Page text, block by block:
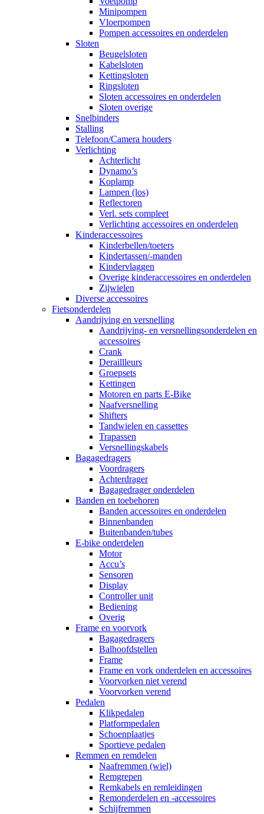
Minipompen
Vloerpompen
Pompen accessoires en onderdelen
Sloten
Beugelsloten
Kabelsloten
Kettingsloten
Ringsloten
Sloten accessoires en onderdelen
Sloten overige
Snelbinders
Stalling
Telefoon/Camera houders
Verlichting
Achterlicht
Dynamo’s
Koplamp
Lampen (los)
Reflectoren
Verl. sets compleet
Verlichting accessoires en onderdelen
Kinderaccessoires
Kinderbellen/toeters
Kindertassen/-manden
Kindervlaggen
Overige kinderaccessoires en onderdelen
Zijwielen
Diverse accessoires
Fietsonderdelen
Aandrijving en versnelling
Aandrijving- en versnellingsonderdelen en
accessoires
Crank
Deraillleurs
Groepsets
Kettingen
Motoren en parts E-Bike
Naafversnelling
Shifters
Tandwielen en cassettes
Trapassen
Versnellingskabels
Bagagedragers
Voordragers
Achterdrager
Bagagedrager onderdelen
Banden en toebehoren
Banden accessoires en onderdelen
Binnenbanden
Buitenbanden/tubes
E-bike onderdelen
Motor
Accu’s
Sensoren
Display
Controller unit
Bediening
Overig
Frame en voorvork
Bagagedragers
Balhoofdstellen
Frame
Frame en vork onderdelen en accessoires
Voorvorken niet verend
Voorvorken verend
Pedalen
Klikpedalen
Platformpedalen
Schoenplaatjes
Sportieve pedalen
Remmen en remdelen
Naafremmen (wiel)
Remgrepen
Remkabels en remleidingen
Remonderdelen en -accessoires
Schijfremmen